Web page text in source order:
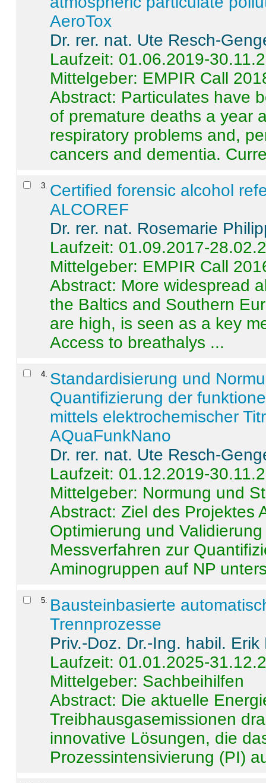
AeroTox
Dr. rer. nat. Ute Resch-
Laufzeit: 01.06.2019-
Mittelgeber: EMPIR Call
Abstract: Particulates have
of premature deaths a year
respiratory problems and,
cancers and dementia.
3 Certified forensic alcohol
ALCOREF
Dr. rer. nat. Rosemarie
Laufzeit: 01.09.2017-
Mittelgeber: EMPIR Call
Abstract: More widespread
the Baltics and Southern
are high, is seen as a key
Access to breathalys ...
4 Standardisierung und
Quantifizierung der
mittels elektrochemischer
AQuaFunkNano
Dr. rer. nat. Ute Resch-
Laufzeit: 01.12.2019-
Mittelgeber: Normung und
Abstract:Ziel des Projektes
Optimierung und
Messverfahren zur
Aminogruppen auf NP
5
Bausteinbasierte
Trennprozesse
Priv.-Doz. Dr.-Ing. habil. Erik
Laufzeit: 01.01.2025-
Mittelgeber: Sachbeihilfen
Abstract: Die aktuelle
Treibhausgasemissionen
innovative Lösungen, die
Prozessintensivierung (PI)